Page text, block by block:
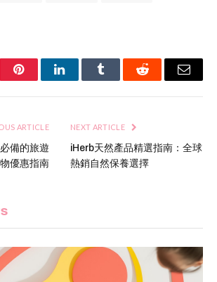
PinterestLinkedInTumblr Reddit Email
ARTICLE
備的旅遊
優惠指南
NEXT ARTICLE
iHerb天然產品精選指南：全球
熱銷自然保養選擇